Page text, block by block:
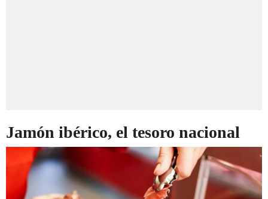
Jamón ibérico, el tesoro nacional